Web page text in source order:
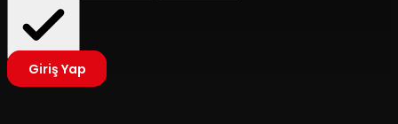
Giriş Yap